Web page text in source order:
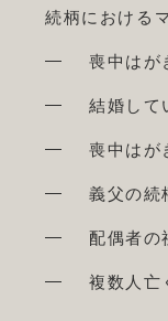
続柄における
喪中はが
結婚して
喪中はが
義父の続
配偶者の
複数人亡